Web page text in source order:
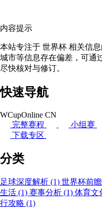
内容提示
本站专注于 世界杯 相关信
城市等信息存在偏差，可通
尽快核对与修订。
快速导航
WCupOnline CN
完整赛程
小组赛
下载专区
分类
足球深度解析 (1) 世界杯前瞻
生活 (1) 赛事分析 (1) 体育文
行攻略 (1)